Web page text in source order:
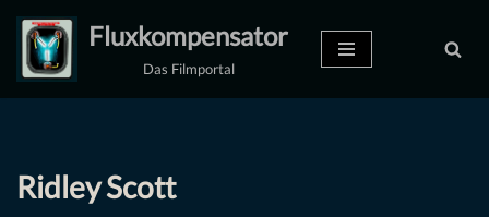
Zum
Inhalt
Fluxkompensator
Das Filmportal
Ridley Scott